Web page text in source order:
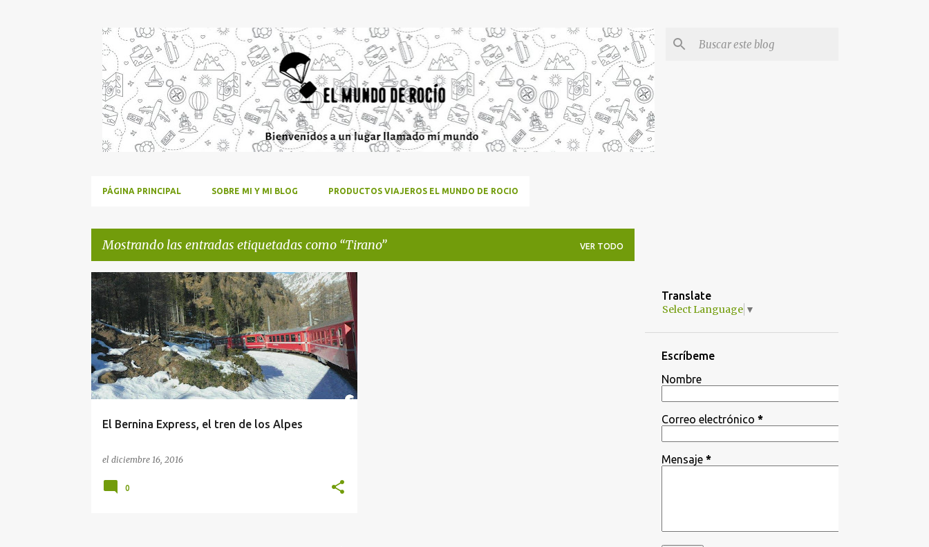
PÁGINA PRINCIPAL SOBRE MI Y MI BLOG PRODUCTOS VIAJEROS EL MUNDO DE ROCIO
Mostrando las entradas etiquetadas como Tirano VER TODO
E
n
t
r
a
d
El Bernina Express, el tren de los Alpes
el diciembre 16, 2016
ALPES ALPES ITALIANOS ALPES SUIZOS +5
0
Translate
Select Language ▼
Escríbeme
Nombre
Correo electrónico *
Mensaje *